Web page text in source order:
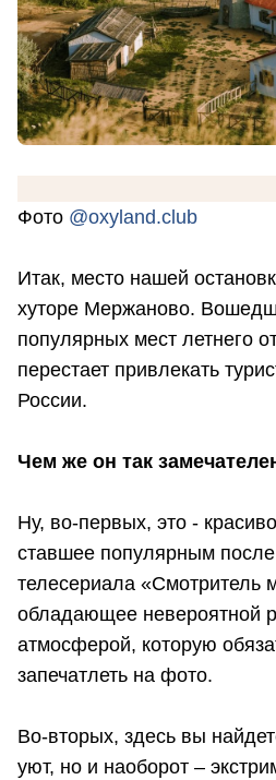
Фото @oxyland.club
Итак, место нашей
хуторе Мержаново.
популярных мест летнего
перестает привлекать
России.
Чем же он так
Ну, во-первых, это -
ставшее популярным
телесериала «Смотритель
обладающее невероятной
атмосферой, которую
запечатлеть на фото.
Во-вторых, здесь вы
уют, но и наоборот –